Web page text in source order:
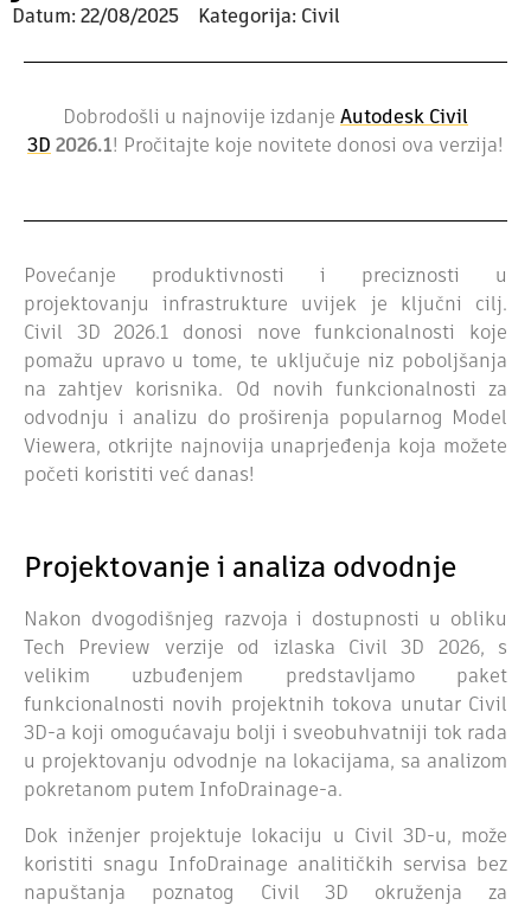
Datum: 22/08/2025 Kategorija: Civil
Dobrodošli u najnovije izdanje Autodesk Civil
3D 2026.1! Pročitajte koje novitete donosi ova verzija!
Povećanje produktivnosti i preciznosti u
projektovanju infrastrukture uvijek je ključni cilj.
Civil 3D 2026.1 donosi nove funkcionalnosti koje
pomažu upravo u tome, te uključuje niz poboljšanja
na zahtjev korisnika. Od novih funkcionalnosti za
odvodnju i analizu do proširenja popularnog Model
Viewera, otkrijte najnovija unaprjeđenja koja možete
početi koristiti već danas!
Projektovanje i analiza odvodnje
Nakon dvogodišnjeg razvoja i dostupnosti u obliku
Tech Preview verzije od izlaska Civil 3D 2026, s
velikim uzbuđenjem predstavljamo paket
funkcionalnosti novih projektnih tokova unutar Civil
3D-a koji omogućavaju bolji i sveobuhvatniji tok rada
u projektovanju odvodnje na lokacijama, sa analizom
pokretanom putem InfoDrainage-a.
Dok inženjer projektuje lokaciju u Civil 3D-u, može
koristiti snagu InfoDrainage analitičkih servisa bez
napuštanja poznatog Civil 3D okruženja za